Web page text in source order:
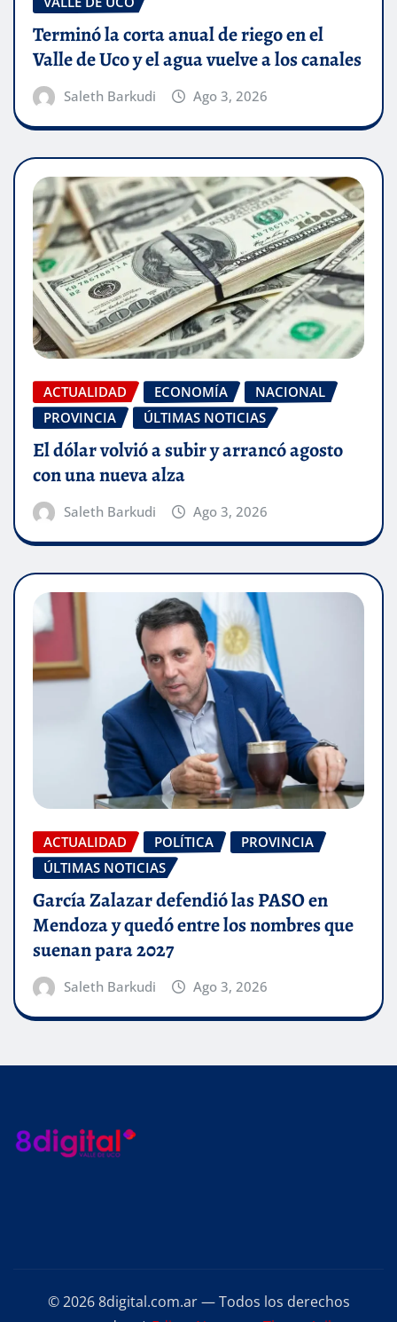
Terminó la corta anual de riego en el
Valle de Uco y el agua vuelve a los canales
Saleth Barkudi Ago 3, 2026
ACTUALIDAD ECONOMÍA
NACIONAL
PROVINCIA
ÚLTIMAS NOTICIAS
El dólar volvió a subir y arrancó agosto
con una nueva alza
Saleth Barkudi Ago 3, 2026
ACTUALIDAD POLÍTICA
PROVINCIA
ÚLTIMAS NOTICIAS
García Zalazar defendió las PASO en
Mendoza y quedó entre los nombres que
suenan para 2027
Saleth Barkudi Ago 3, 2026
© 2026 8digital.com.ar — Todos los derechos